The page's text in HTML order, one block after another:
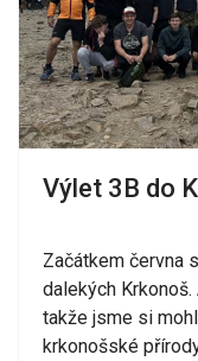
Výlet 3B do
Začátkem června
dalekých
takže jsme si
krkonošské